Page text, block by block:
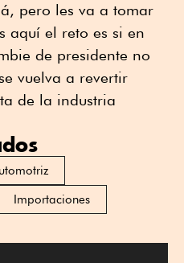
pero les va a tomar
aquí el reto es si en
de presidente no
vuelva a revertir
de la industria
Importaciones